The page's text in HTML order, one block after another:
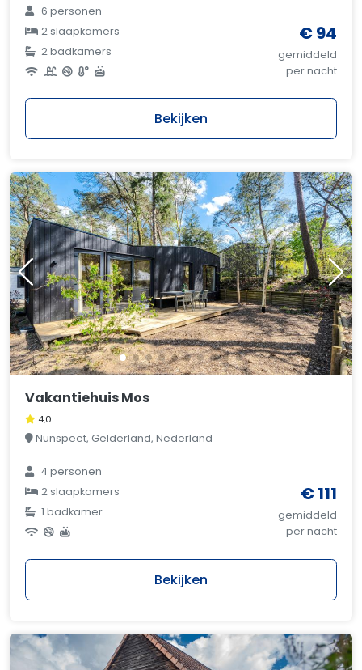
6 personen
2 slaapkamers
2 badkamers
€ 94
gemiddeld
per nacht
Bekijken
Vakantiehuis Mos
4,0
Nunspeet, Gelderland, Nederland
4 personen
2 slaapkamers
1 badkamer
€ 111
gemiddeld
per nacht
Bekijken